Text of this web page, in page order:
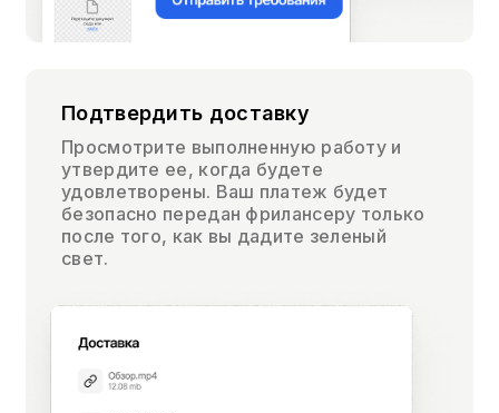
Подтвердить доставку
Просмотрите выполненную работу и
утвердите ее, когда будете
удовлетворены. Ваш платеж будет
безопасно передан фрилансеру только
после того, как вы дадите зеленый
свет.